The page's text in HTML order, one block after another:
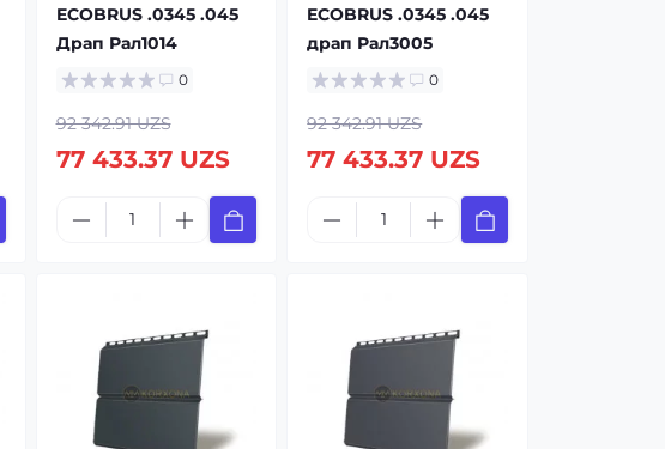
ECOBRUS .0345 .045
Драп Рал1014
0
92 342.91 UZS
77 433.37 UZS
ECOBRUS .0345 .045
драп Рал3005
0
92 342.91 UZS
77 433.37 UZS